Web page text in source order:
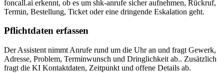
foncall.ai erkennt, ob es um shk-anrufe sicher aufnehmen, Rückruf,
Termin, Bestellung, Ticket oder eine dringende Eskalation geht.
Pflichtdaten erfassen
Der Assistent nimmt Anrufe rund um die Uhr an und fragt Gewerk,
Adresse, Problem, Terminwunsch und Dringlichkeit ab.. Zusätzlich
fragt die KI Kontaktdaten, Zeitpunkt und offene Details ab.